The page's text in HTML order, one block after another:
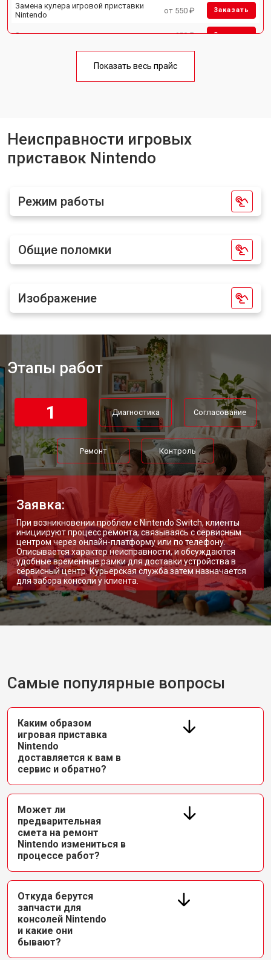
Замена кулера игровой приставки
Nintendo
от 550 ₽ Заказать
Замена аудиоразъема от 650 ₽ Заказать
Замена Ethernet порта от 600 ₽
Замена модуля Wi-Fi от 1100 ₽
Замена блока питания
Ремонт Blu-Ray игровой приставки
Заказать
Показать весь прайс
Неисправности игровых
приставок Nintendo
Режим работы
Общие поломки
Изображение
Этапы работ
1 Диагностика Согласование
Ремонт Контроль
Заявка:
При возникновении проблем с Nintendo Switch, клиенты
инициируют процесс ремонта, связываясь с сервисным
центром через онлайн-платформу или по телефону.
Описывается характер неисправности, и обсуждаются
удобные временные рамки для доставки устройства в
сервисный центр. Курьерская служба затем назначается
для забора консоли у клиента.
Самые популярные вопросы
Каким образом
игровая приставка
Nintendo
доставляется к вам в
сервис и обратно?
Может ли
предварительная
смета на ремонт
Nintendo измениться в
процессе работ?
Откуда берутся
запчасти для
консолей Nintendo
и какие они
бывают?